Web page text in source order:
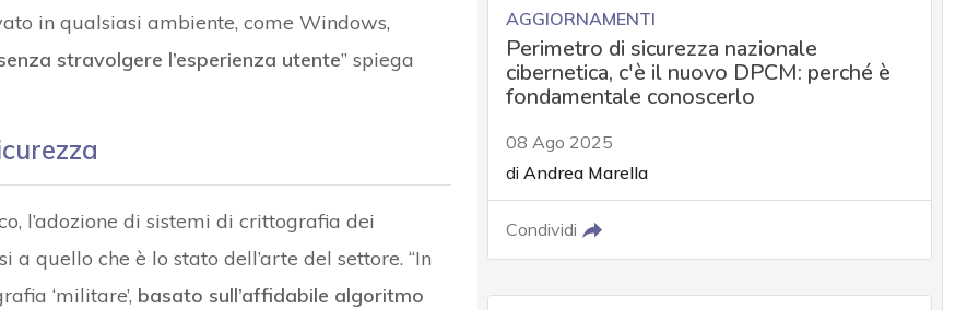
in qualsiasi ambiente, come Windows,
stravolgere l’esperienza utente” spiega
l’adozione di sistemi di crittografia dei
quello che è lo stato dell’arte del settore. “In
‘militare’, basato sull’affidabile algoritmo
AGGIORNAMENTI
Perimetro di sicurezza nazionale
cibernetica, c'è il nuovo DPCM: perché è
fondamentale conoscerlo
08 Ago 2025
di Andrea Marella
Condividi